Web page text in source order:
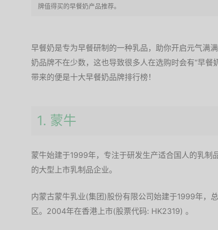
牌值得买的早餐奶产品推荐。
早餐奶是专为早餐研制的一种乳品，助你开启元气满
奶品牌不在少数，这也导致很多人在选购时会有“早
带来的便是十大早餐奶品牌排行榜！
1. 蒙牛
蒙牛始建于1999年，专注于研发生产适合国人的乳制
的大型上市乳制品企业。
内蒙古蒙牛乳业(集团)股份有限公司始建于1999年，
区。2004年在香港上市(股票代码: HK2319) 。